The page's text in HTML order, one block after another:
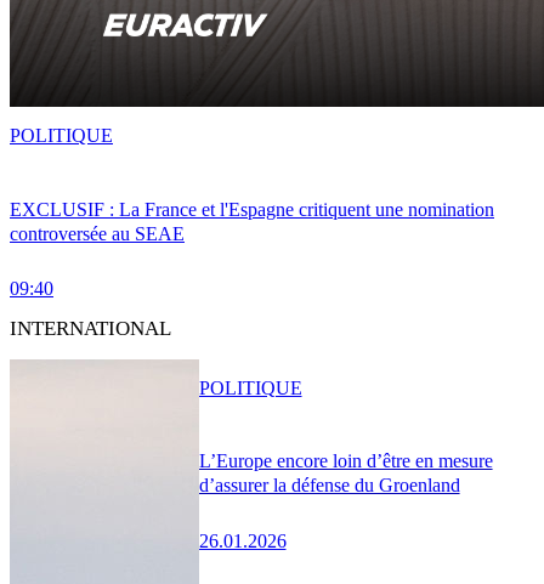
EXCLUSIF : La France et l'Espagne critiquent une nomination
controversée au SEAE
09:40
POLITIQUE
INTERNATIONAL
L’Europe encore loin d’être en mesure
d’assurer la défense du Groenland
26.01.2026
POLITIQUE